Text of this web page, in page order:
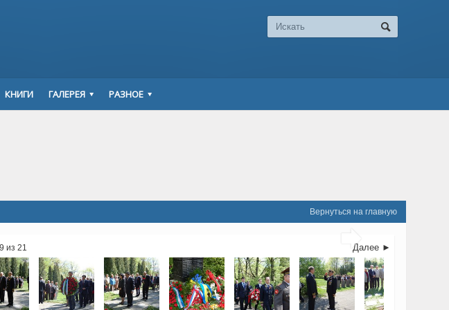
КНИГИ ГАЛЕРЕЯ РАЗНОЕ
Вернуться на главную

Далее ►
из 21